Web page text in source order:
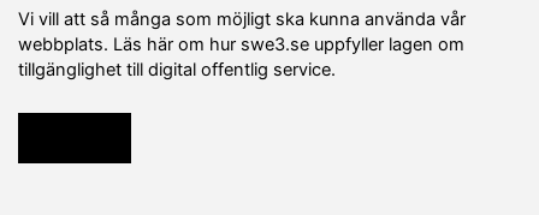
Vi vill att så många som möjligt ska kunna använda vår
webbplats. Läs här om hur swe3.se uppfyller lagen om
tillgänglighet till digital offentlig service.